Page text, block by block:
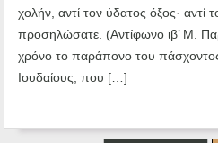
χολήν, αντί τον ύδατος όξος·
προσηλώσατε. (Αντίφωνο ιβ’ Μ.
χρόνο το παράπονο του
Ιουδαίους, που […]